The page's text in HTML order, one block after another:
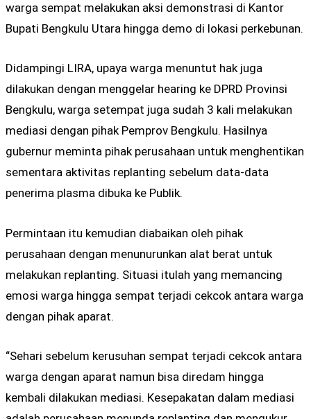
warga sempat melakukan aksi demonstrasi di Kantor
Bupati Bengkulu Utara hingga demo di lokasi perkebunan.
Didampingi LIRA, upaya warga menuntut hak juga
dilakukan dengan menggelar hearing ke DPRD Provinsi
Bengkulu, warga setempat juga sudah 3 kali melakukan
mediasi dengan pihak Pemprov Bengkulu. Hasilnya
gubernur meminta pihak perusahaan untuk menghentikan
sementara aktivitas replanting sebelum data-data
penerima plasma dibuka ke Publik.
Permintaan itu kemudian diabaikan oleh pihak
perusahaan dengan menunurunkan alat berat untuk
melakukan replanting. Situasi itulah yang memancing
emosi warga hingga sempat terjadi cekcok antara warga
dengan pihak aparat.
“Sehari sebelum kerusuhan sempat terjadi cekcok antara
warga dengan aparat namun bisa diredam hingga
kembali dilakukan mediasi. Kesepakatan dalam mediasi